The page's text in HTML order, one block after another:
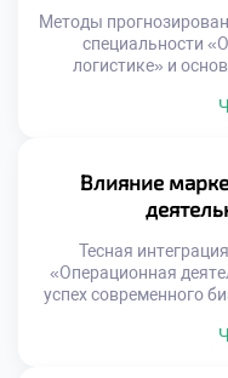
Методы
специальности
логистике» и
эффективную цепь
операционные
синхронизирует
Баланс между
Влияние
Тесная
«Операционная
успех современного
обещания